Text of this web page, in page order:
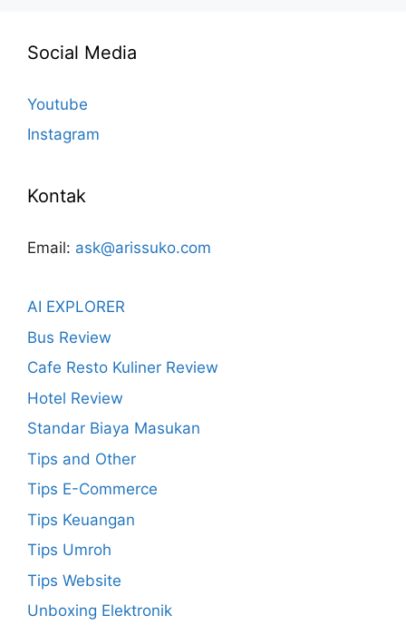
Social Media
Youtube
Instagram
Kontak
Email: ask@arissuko.com
AI EXPLORER
Bus Review
Cafe Resto Kuliner Review
Hotel Review
Standar Biaya Masukan
Tips and Other
Tips E-Commerce
Tips Keuangan
Tips Umroh
Tips Website
Unboxing Elektronik